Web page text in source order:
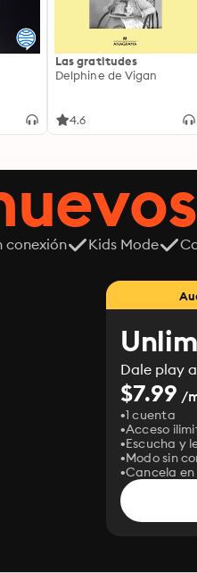
Las gratitudes
Delphine de Vigan
4.6
conexión Kids Mode
Dale play
$7.99 /
1 cuenta
Acceso
Escucha y
Modo sin
Cancela